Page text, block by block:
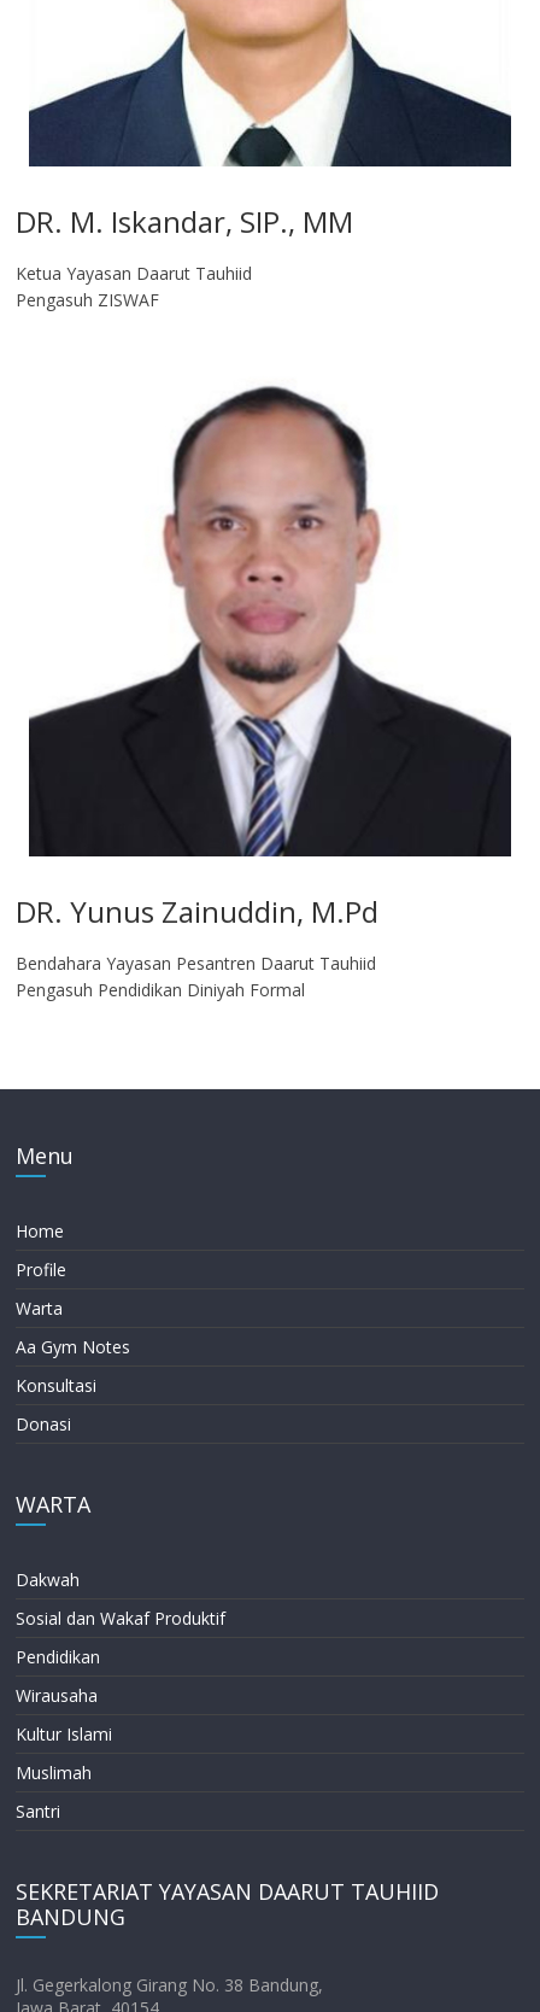
DR. M. Iskandar, SIP., MM
Ketua Yayasan Daarut Tauhiid
Pengasuh ZISWAF
DR. Yunus Zainuddin, M.Pd
Bendahara Yayasan Pesantren Daarut Tauhiid
Pengasuh Pendidikan Diniyah Formal
Menu
Home
Profile
Warta
Aa Gym Notes
Konsultasi
Donasi
WARTA
Dakwah
Sosial dan Wakaf Produktif
Pendidikan
Wirausaha
Kultur Islami
Muslimah
Santri
SEKRETARIAT YAYASAN DAARUT TAUHIID
BANDUNG
Jl. Gegerkalong Girang No. 38 Bandung,